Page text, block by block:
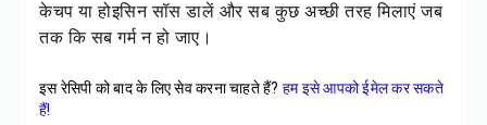
केचप या होइसिन सॉस डालें और सब कुछ अच्छी तरह मिलाएं जब
तक कि सब गर्म न हो जाए।
इस रेसिपी को बाद के लिए सेव करना चाहते हैं? हम इसे आपको ईमेल कर सकते
हैं!